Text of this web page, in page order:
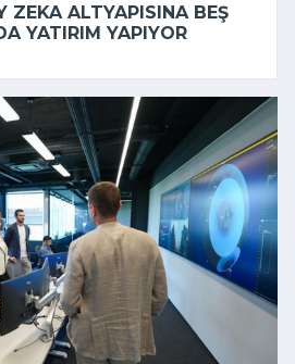
ZEKA ALTYAPISINA BEŞ
YATIRIM YAPIYOR